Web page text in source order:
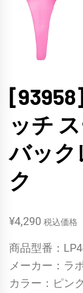
ッチ
バック
ク
¥4,290 税込価格
商品型番：
メーカー：ラ
カラー：ピンク